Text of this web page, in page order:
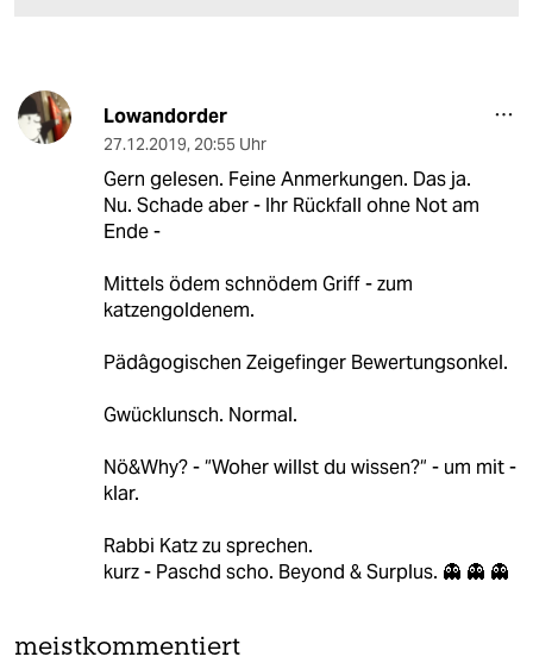
Lowandorder
27.12.2019, 20:55 Uhr
Gern gelesen. Feine Anmerkungen. Das ja.
Nu. Schade aber - Ihr Rückfall ohne Not am
Ende -
Mittels ödem schnödem Griff - zum
katzengoldenem.
Pädâgogischen Zeigefinger Bewertungsonkel.
Gwücklunsch. Normal.
Nö&Why? - “Woher willst du wissen?“ - um mit -
klar.
Rabbi Katz zu sprechen.
kurz - Paschd scho. Beyond & Surplus. 👻 👻 👻
meistkommentiert